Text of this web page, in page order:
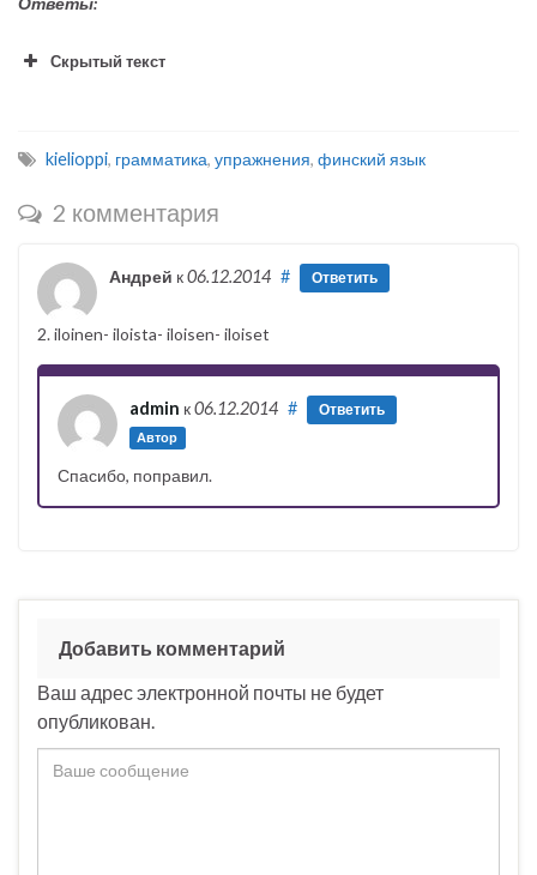
Скрытый текст
kielioppi, грамматика, упражнения, финский язык
2 комментария
Андрей к06.12.2014 # Ответить
2. iloinen- iloista- iloisen- iloiset
admin к06.12.2014
Автор
# Ответить
Спасибо, поправил.
Добавить комментарий
Ваш адрес электронной почты не будет
опубликован.